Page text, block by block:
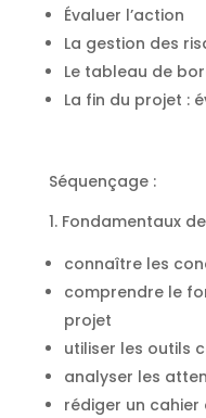
Évaluer l’action
La gestion des
Le tableau de
La fin du projet :
Séquençage :
1. Fondamentaux
connaître les
comprendre le
projet
utiliser les outils
analyser les
rédiger un